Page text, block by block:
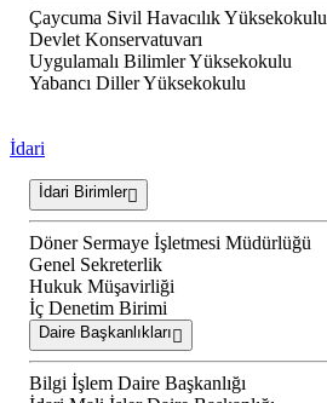
Çaycuma Sivil Havacılık Yüksekokulu
Devlet Konservatuvarı
Uygulamalı Bilimler Yüksekokulu
Yabancı Diller Yüksekokulu
İdari
İdari Birimler
Döner Sermaye İşletmesi Müdürlüğü
Genel Sekreterlik
Hukuk Müşavirliği
İç Denetim Birimi
Daire Başkanlıkları
Bilgi İşlem Daire Başkanlığı